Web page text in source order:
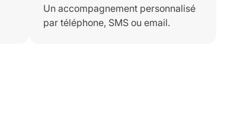
Un accompagnement personnalisé
par téléphone, SMS ou email.